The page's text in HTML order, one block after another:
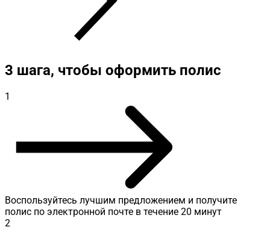
3 шага, чтобы оформить полис
1
Воспользуйтесь лучшим предложением и получите
полис по электронной почте в течение 20 минут
2